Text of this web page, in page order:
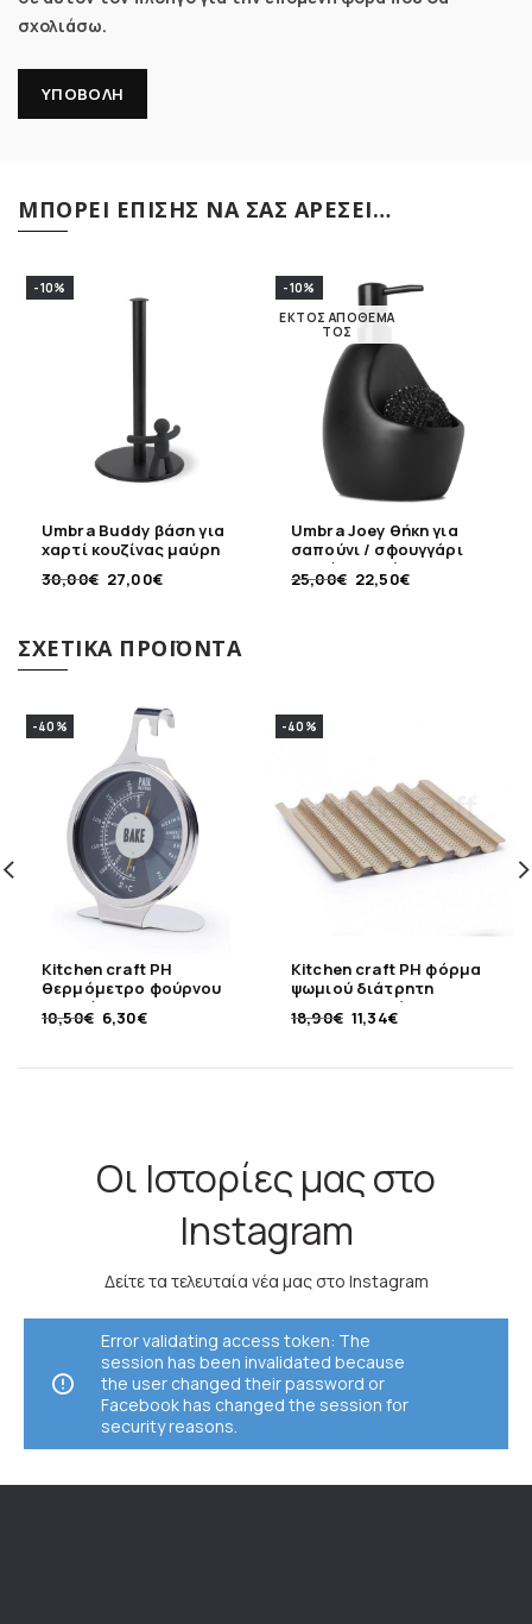
σχολιάσω.
ΜΠΟΡΕΊ ΕΠΊΣΗΣ ΝΑ ΣΑΣ ΑΡΈΣΕΙ…
-10%
Umbra Buddy βάση για
χαρτί κουζίνας μαύρη
30,00€ 27,00€
-10%
ΕΚΤΌΣ ΑΠΟΘΈΜΑ
ΤΟΣ
Umbra Joey θήκη για
σαπούνι / σφουγγάρι
κουζίνας μαύρο
25,00€ 22,50€
ΣΧΕΤΙΚΆ ΠΡΟΪΌΝΤΑ
-40%
Kitchen craft PH
θερμόμετρο φούρνου
ανοξείδωτο
10,50€ 6,30€
-40%
Kitchen craft PH φόρμα
ψωμιού διάτρητη
αντικολλητική με 6
θέσεις 30Χ29 εκ
18,90€ 11,34€
Οι Ιστορίες μας στο
Instagram
Δείτε τα τελευταία νέα μας στο Instagram
Error validating access token: The
session has been invalidated because
the user changed their password or
Facebook has changed the session for
security reasons.